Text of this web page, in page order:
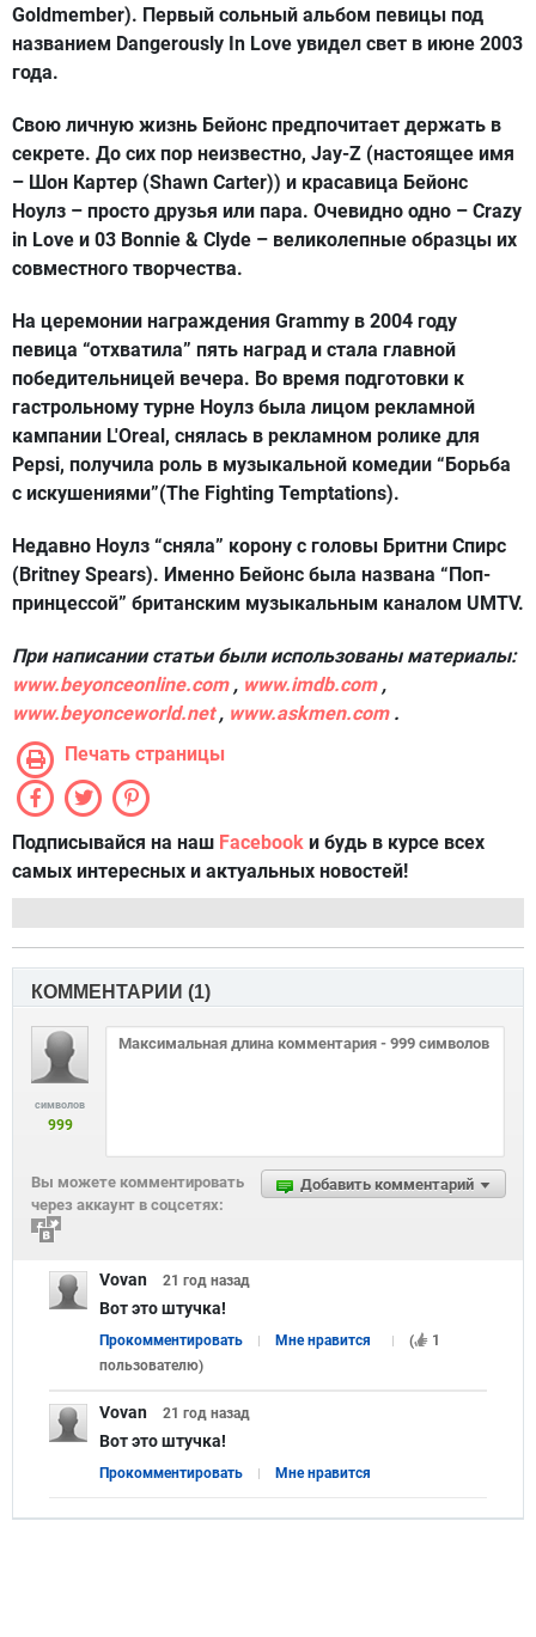
Goldmember). Первый сольный альбом певицы под
названием Dangerously In Love увидел свет в июне 2003
года.
Свою личную жизнь Бейонс предпочитает держать в
секрете. До сих пор неизвестно, Jay-Z (настоящее имя
– Шон Картер (Shawn Carter)) и красавица Бейонс
Ноулз – просто друзья или пара. Очевидно одно – Crazy
in Love и 03 Bonnie & Clyde – великолепные образцы их
совместного творчества.
На церемонии награждения Grammy в 2004 году
певица “отхватила” пять наград и стала главной
победительницей вечера. Во время подготовки к
гастрольному турне Ноулз была лицом рекламной
кампании L'Oreal, снялась в рекламном ролике для
Pepsi, получила роль в музыкальной комедии “Борьба
с искушениями”(The Fighting Temptations).
Недавно Ноулз “сняла” корону с головы Бритни Спирс
(Britney Spears). Именно Бейонс была названа “Поп-
принцессой” британским музыкальным каналом UMTV.
При написании статьи были использованы материалы:
www.beyonceonline.com, www.imdb.com,
www.beyonceworld.net, www.askmen.com.
Печать страницы
Подписывайся на наш Facebook и будь в курсе всех
самых интересных и актуальных новостей!
КОММЕНТАРИИ (1)
символов
999
Добавить комментарий
Вы можете комментировать
через аккаунт в соцсетях:
Vovan 21 год назад
Вот это штучка!
Прокомментировать Мне нравится (
1
пользователю)
Vovan 21 год назад
Вот это штучка!
Прокомментировать Мне нравится